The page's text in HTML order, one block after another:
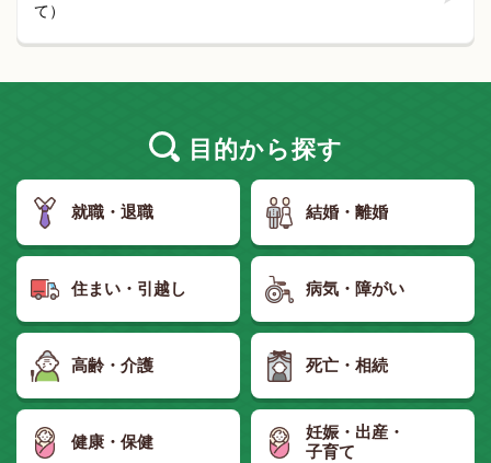
て）
目的から探す
就職・退職 結婚・離婚
住まい・引越し 病気・障がい
高齢・介護 死亡・相続
健康・保健
妊娠・出産・
子育て